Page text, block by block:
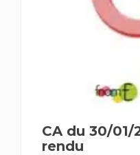
CA du 30/
rendu